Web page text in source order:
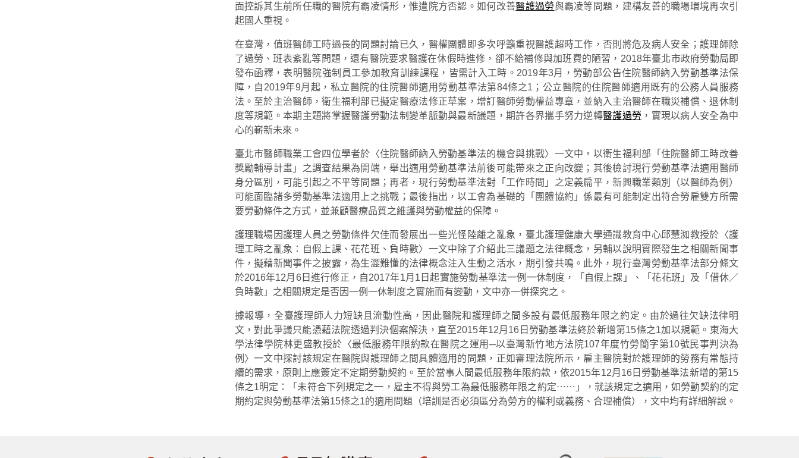
面控訴其生前所任職的醫院有霸凌情形，惟遭院方否認。如何改善醫護過勞與霸凌等問題，建構友善的職場環境再次引
起國人重視。
在臺灣，值班醫師工時過長的問題討論已久，醫權團體即多次呼籲重視醫護超時工作，否則將危及病人安全；護理師除
了過勞、班表紊亂等問題，還有醫院要求醫護在休假時進修，卻不給補修與加班費的陋習，2018年臺北市政府勞動局即
發布函釋，表明醫院強制員工參加教育訓練課程，皆需計入工時。2019年3月，勞動部公告住院醫師納入勞動基準法保
障，自2019年9月起，私立醫院的住院醫師適用勞動基準法第84條之1；公立醫院的住院醫師適用既有的公務人員服務
法。至於主治醫師，衛生福利部已擬定醫療法修正草案，增訂醫師勞動權益專章，並納入主治醫師在職災補償、退休制
度等規範。本期主題將掌握醫護勞動法制變革脈動與最新議題，期許各界攜手努力逆轉醫護過勞 ，實現以病人安全為中
心的嶄新未來。
臺北市醫師職業工會四位學者於〈住院醫師納入勞動基準法的機會與挑戰〉一文中，以衛生福利部「住院醫師工時改善
獎勵輔導計畫」之調查結果為開端，舉出適用勞動基準法前後可能帶來之正向改變；其後檢討現行勞動基準法適用醫師
身分區別，可能引起之不平等問題；再者，現行勞動基準法對「工作時間」之定義扁平，新興職業類別（以醫師為例）
可能面臨諸多勞動基準法適用上之挑戰；最後指出，以工會為基礎的「團體協約」係最有可能制定出符合勞雇雙方所需
要勞動條件之方式，並兼顧醫療品質之維護與勞動權益的保障。
護理職場因護理人員之勞動條件欠佳而發展出一些光怪陸離之亂象，臺北護理健康大學通識教育中心邱慧洳教授於〈護
理工時之亂象：自假上課、花花班、負時數〉一文中除了介紹此三議題之法律概念，另輔以說明實際發生之相關新聞事
件，擬藉新聞事件之披露，為生澀難懂的法律概念注入生動之活水，期引發共鳴。此外，現行臺灣勞動基準法部分條文
於2016年12月6日進行修正，自2017年1月1日起實施勞動基準法一例一休制度，「自假上課」、「花花班」及「借休／
負時數」之相關規定是否因一例一休制度之實施而有變動，文中亦一併探究之。
據報導，全臺護理師人力短缺且流動性高，因此醫院和護理師之間多設有最低服務年限之約定。由於過往欠缺法律明
文，對此爭議只能憑藉法院透過判決個案解決，直至2015年12月16日勞動基準法終於新增第15條之1加以規範。東海大
學法律學院林更盛教授於〈最低服務年限約款在醫院之運用─以臺灣新竹地方法院107年度竹勞簡字第10號民事判決為
例〉一文中探討該規定在醫院與護理師之間具體適用的問題，正如審理法院所示，雇主醫院對於護理師的勞務有常態持
續的需求，原則上應簽定不定期勞動契約。至於當事人間最低服務年限約款，依2015年12月16日勞動基準法新增的第15
條之1明定：「未符合下列規定之一，雇主不得與勞工為最低服務年限之約定⋯⋯」，就該規定之適用，如勞動契約的定
期約定與勞動基準法第15條之1的適用問題（培訓是否必須區分為勞方的權利或義務、合理補償），文中均有詳細解說。